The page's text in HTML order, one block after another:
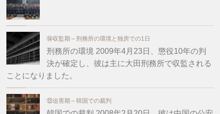
⑭収監期～刑務所の環境と独房での1日
刑務所の環境 2009年4月23日、懲役10年の判
決が確定し、彼は主に大田刑務所で収監される
ことになりました。
⑬迫害期～韓国での裁判